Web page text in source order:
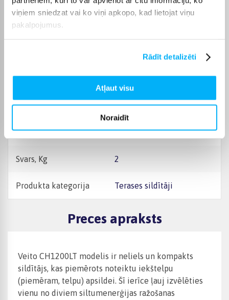
viņiem sniedzat vai ko viņi apkopo, kad lietojat viņu
pakalpojumus.
Rādīt detalizēti
Atļaut visu
Noraidīt
Ražotājs
24 mēn.
Jauda 1200 W
Apsildāma zona ārpusē 15 m²
Krāsa Melns
Svars, Kg 2
Produkta kategorija Terases sildītāji
Preces apraksts
Veito CH1200LT modelis ir neliels un kompakts
sildītājs, kas piemērots noteiktu iekštelpu
(piemēram, telpu) apsildei. Šī ierīce ļauj izvēlēties
vienu no diviem siltumenerģijas ražošanas